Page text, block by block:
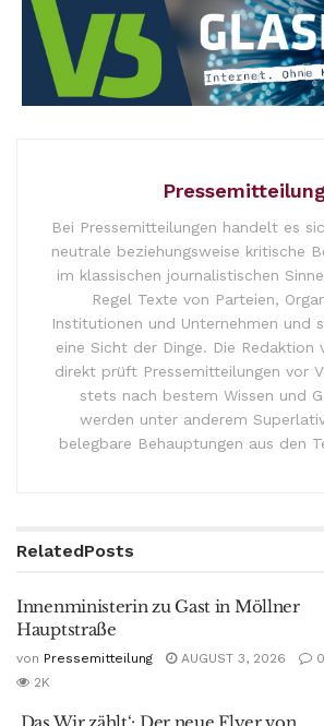
Bei Pressemitteilungen handelt es
neutrale beziehungsweise kritische
im klassischen journalistischen
Regel Texte von Parteien,
Institutionen und Unternehmen und
eine Sicht der Dinge. Die Redaktion
direkt prüft Pressemitteilungen vor
stets nach bestem Wissen und
werden unter anderem
belegbare Behauptungen aus den
RelatedPosts
Innenministerin zu Gast in Möllner
Hauptstraße
von Pressemitteilung AUGUST 3, 2026
0
2K